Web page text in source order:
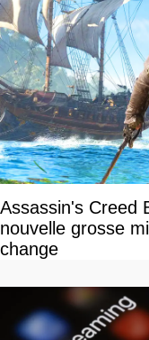
Assassin's Creed
nouvelle grosse
change